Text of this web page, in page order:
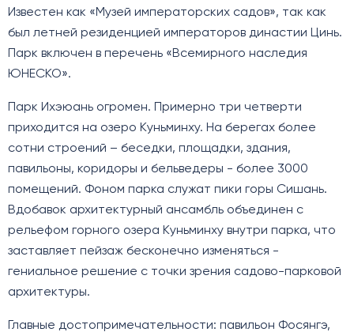
Известен как «Музей императорских садов», так как
был летней резиденцией императоров династии Цинь.
Парк включен в перечень «Всемирного наследия
ЮНЕСКО».
Парк Ихэюань огромен. Примерно три четверти
приходится на озеро Куньминху. На берегах более
сотни строений – беседки, площадки, здания,
павильоны, коридоры и бельведеры - более 3000
помещений. Фоном парка служат пики горы Сишань.
Вдобавок архитектурный ансамбль объединен с
рельефом горного озера Куньминху внутри парка, что
заставляет пейзаж бесконечно изменяться -
гениальное решение с точки зрения садово-парковой
архитектуры.
Главные достопримечательности: павильон Фосянгэ,